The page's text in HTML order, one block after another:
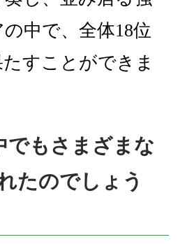
中で、全体18位
すことができま
もさまざまな
たのでしょう